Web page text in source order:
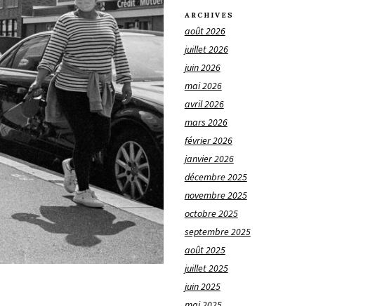
ARCHIVES
août 2026
juillet 2026
juin 2026
mai 2026
avril 2026
mars 2026
février 2026
janvier 2026
décembre 2025
novembre 2025
octobre 2025
septembre 2025
août 2025
juillet 2025
juin 2025